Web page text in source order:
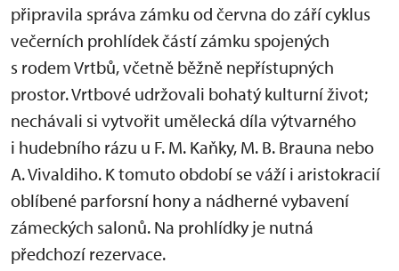
připravila správa zámku od června do září cyklus
večerních prohlídek částí zámku spojených
s rodem Vrtbů, včetně běžně nepřístupných
prostor. Vrtbové udržovali bohatý kulturní život;
nechávali si vytvořit umělecká díla výtvarného
i hudebního rázu u F. M. Kaňky, M. B. Brauna nebo
A. Vivaldiho. K tomuto období se váží i aristokracií
oblíbené parforsní hony a nádherné vybavení
zámeckých salonů. Na prohlídky je nutná
předchozí rezervace.